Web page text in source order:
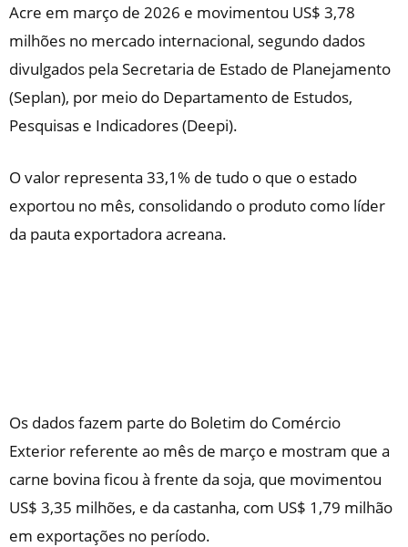
Acre em março de 2026 e movimentou US$ 3,78
milhões no mercado internacional, segundo dados
divulgados pela Secretaria de Estado de Planejamento
(Seplan), por meio do Departamento de Estudos,
Pesquisas e Indicadores (Deepi).
O valor representa 33,1% de tudo o que o estado
exportou no mês, consolidando o produto como líder
da pauta exportadora acreana.
Os dados fazem parte do Boletim do Comércio
Exterior referente ao mês de março e mostram que a
carne bovina ficou à frente da soja, que movimentou
US$ 3,35 milhões, e da castanha, com US$ 1,79 milhão
em exportações no período.